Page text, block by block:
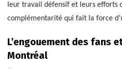
leur travail défensif et leurs efforts
complémentarité qui fait la force
L’engouement des fans
Montréal